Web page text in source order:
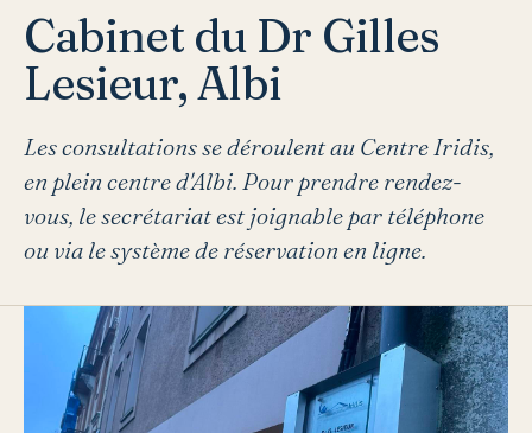
Cabinet du Dr Gilles
Lesieur, Albi
Les consultations se déroulent au Centre Iridis,
en plein centre d'Albi. Pour prendre rendez-
vous, le secrétariat est joignable par téléphone
ou via le système de réservation en ligne.